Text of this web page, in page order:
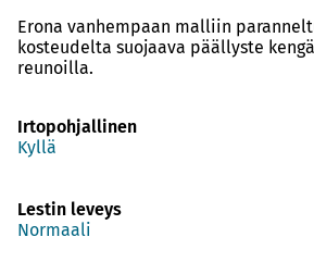
Erona vanhempaan malliin
kosteudelta suojaava päällyste
reunoilla.
Irtopohjallinen
Kyllä
Lestin leveys
Normaali